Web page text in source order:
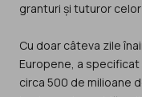
granturi și tuturor
Cu doar câteva zile
Europene, a
circa 500 de milioane